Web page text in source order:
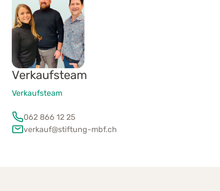
Verkaufsteam
Verkaufsteam
062 866 12 25
verkauf@stiftung-mbf.ch